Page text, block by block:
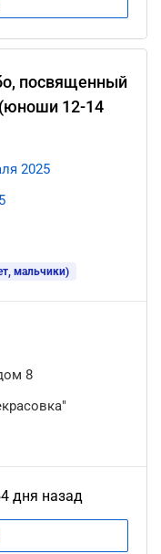
посвященный
12-14
2025
мальчики)
8
дня назад